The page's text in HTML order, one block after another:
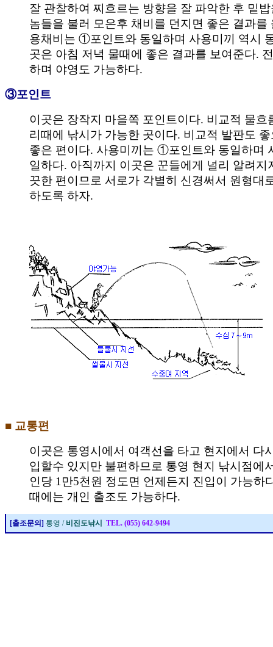
잘 관찰하여 찌흐르는 방향을 잘 파악한 후 밑
놈들을 불러 모은후 채비를 던지면 좋은 결과를
용채비는 ①포인트와 동일하며 사용미끼 역시
곳은 아침 저녁 물때에 좋은 결과를 보여준다.
하며 야영도 가능하다.
③포인트
이곳은 장작지 마을쪽 포인트이다. 비교적 물흐
리때에 낚시가 가능한 곳이다. 비교적 발판도
좋은 편이다. 사용미끼는 ①포인트와 동일하며
일하다. 아직까지 이곳은 꾼들에게 널리 알려지
끗한 편이므로 서로가 각별히 신경써서 원형대
하도록 하자.
■ 교통편
이곳은 통영시에서 여객선을 타고 현지에서 다
입할수 있지만 불편하므로 통영 현지 낚시점에
인당 1만5천원 정도면 언제든지 진입이 가능하
때에는 개인 출조도 가능하다.
[출조문의] 통영 / 비진도낚시 TEL. (055) 642-9494